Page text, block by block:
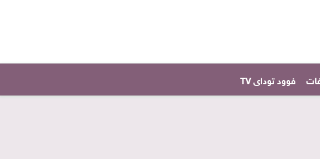
فوود توداى TV